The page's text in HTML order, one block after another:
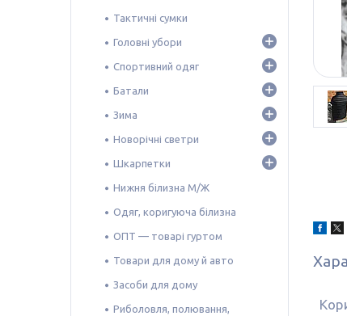
Тактичні сумки
Головні убори
Спортивний одяг
Батали
Зима
Новорічні светри
Шкарпетки
Нижня білизна М/Ж
Одяг, коригуюча білизна
ОПТ — товарі гуртом
Товари для дому й авто
Засоби для дому
Риболовля, полювання,